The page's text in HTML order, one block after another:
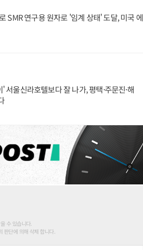
SMR 연구용 원자로 '임계 상태' 도달, 미국 에
서울신라호텔보다 잘 나가, 평택·주문진·해
수 있습니다.
판단에 의해 삭제 합니다.